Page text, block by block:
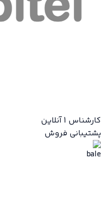
کارشناس 1 آنلاین
پشتیبانی فروش